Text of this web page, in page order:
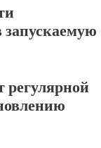
регулярной